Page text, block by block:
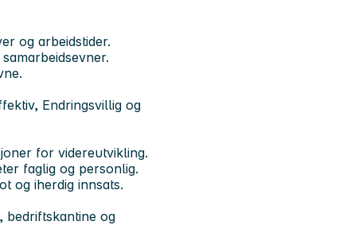
og arbeidstider.
Endringsvillig og
for videreutvikling.
faglig og personlig.
og iherdig innsats.
bedriftskantine og